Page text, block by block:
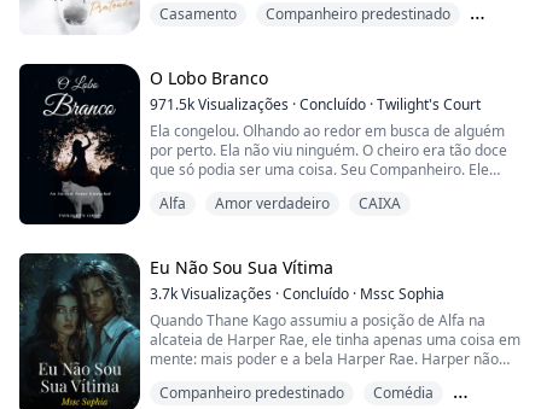
Gravada nele há algumas palavras que não consigo ler.
estrela no meu quadril. Minha mãe disse que talvez...
Casamento
Companheiro predestinado
O Lobo Branco
971.5kVisualizações ·Concluído ·Twilight's Court
Ela congelou. Olhando ao redor em busca de alguém
por perto. Ela não viu ninguém. O cheiro era tão doce
que só podia ser uma coisa. Seu Companheiro. Ele
Então ela ouviu. Um som que fez seu estômago se
revirar e seu peito doer. Gemidos vinham do outro lado
da porta.
Lágrimas começara...
Alfa Amor verdadeiro CAIXA
Eu Não Sou Sua Vítima
3.7kVisualizações ·Concluído · Mssc Sophia
Quando Thane Kago assumiu a posição de Alfa na
alcateia de Harper Rae, ele tinha apenas uma coisa em
mente: mais poder e a bela Harper Rae. Harper não
olhos sedentos de sangue de Thane se fixassem
Companheiro predestinado
Comédia